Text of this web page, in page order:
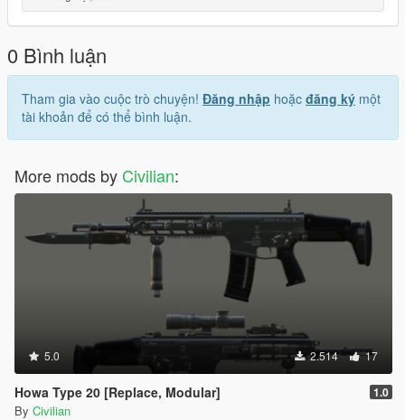
0 Bình luận
Tham gia vào cuộc trò chuyện! Đăng nhập hoặc đăng ký một
tài khoản để có thể bình luận.
More mods by Civilian:
5.0 2.514 17
Howa Type 20 [Replace, Modular] 1.0
By Civilian